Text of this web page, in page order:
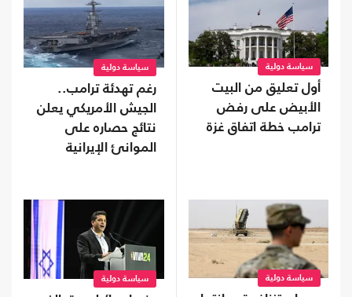
سياسة دولية
أول تعليق من البيت
الأبيض على رفض
ترامب خطة اتفاق غزة
سياسة دولية
رغم تهدئة ترامب..
الجيش الأمريكي يعلن
نتائج حصاره على
الموانئ الإيرانية
سياسة دولية سياسة دولية